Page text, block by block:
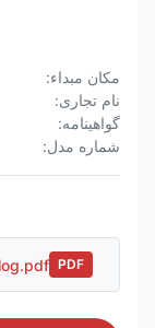
مکان مبداء:
نام تجاری:
گواهینامه:
شماره مدل: